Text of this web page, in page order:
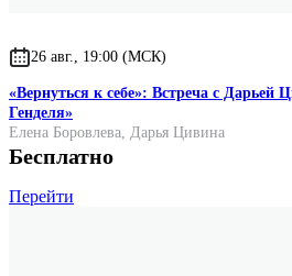
26 авг., 19:00 (МСК)
«Вернуться к себе»: Встреча с Дарьей
Генделя»
Елена Боровлева, Дарья Цивина
Бесплатно
Перейти